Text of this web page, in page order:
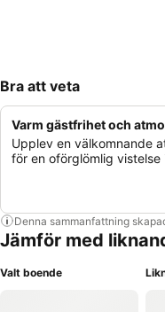
Bra att veta
Varm gästfrihet och
Upplev en välkomnande
för en oförglömlig vistelse
Denna sammanfattning
Jämför med
Valt boende